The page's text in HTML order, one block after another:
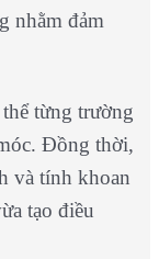
nhằm đảm
từng trường
Đồng thời,
và tính khoan
tạo điều